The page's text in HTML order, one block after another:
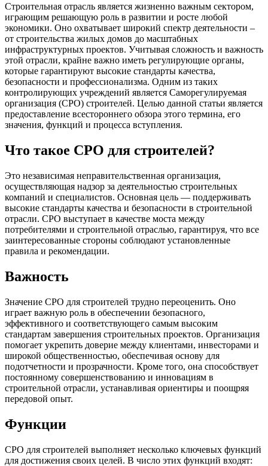
Строительная отрасль является жизненно важным сектором,
играющим решающую роль в развитии и росте любой
экономики. Оно охватывает широкий спектр деятельности –
от строительства жилых домов до масштабных
инфраструктурных проектов. Учитывая сложность и важность
этой отрасли, крайне важно иметь регулирующие органы,
которые гарантируют высокие стандарты качества,
безопасности и профессионализма. Одним из таких
контролирующих учреждений является Саморегулируемая
организация (СРО) строителей. Целью данной статьи является
предоставление всестороннего обзора этого термина, его
значения, функций и процесса вступления.
Что такое СРО для строителей?
Это независимая неправительственная организация,
осуществляющая надзор за деятельностью строительных
компаний и специалистов. Основная цель — поддерживать
высокие стандарты качества и безопасности в строительной
отрасли. СРО выступает в качестве моста между
потребителями и строительной отраслью, гарантируя, что все
заинтересованные стороны соблюдают установленные
правила и рекомендации.
Важность
Значение СРО для строителей трудно переоценить. Оно
играет важную роль в обеспечении безопасного,
эффективного и соответствующего самым высоким
стандартам завершения строительных проектов. Организация
помогает укрепить доверие между клиентами, инвесторами и
широкой общественностью, обеспечивая основу для
подотчетности и прозрачности. Кроме того, она способствует
постоянному совершенствованию и инновациям в
строительной отрасли, устанавливая ориентиры и поощряя
передовой опыт.
Функции
СРО для строителей выполняет несколько ключевых функций
для достижения своих целей. В число этих функций входят: